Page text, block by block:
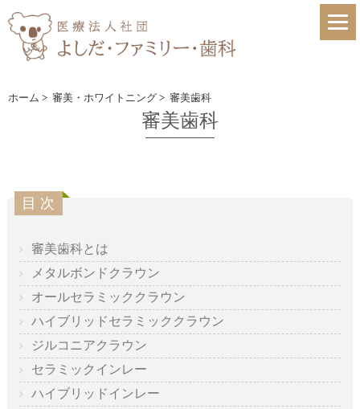
ホーム > 審美・ホワイトニング > 審美歯科
審美歯科
審美歯科とは
メタルボンドクラウン
オールセラミッククラウン
ハイブリッドセラミッククラウン
ジルコニアクラウン
セラミックインレー
ハイブリッドインレー